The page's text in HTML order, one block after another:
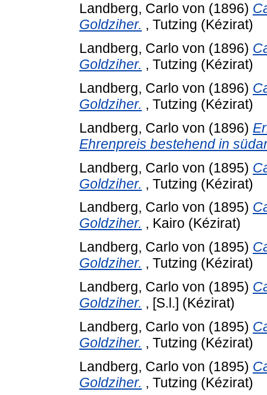
Landberg, Carlo von (1896)
Goldziher. , Tutzing (Kézirat)
Landberg, Carlo von (1896)
Goldziher. , Tutzing (Kézirat)
Landberg, Carlo von (1896)
Goldziher. , Tutzing (Kézirat)
Landberg, Carlo von (1896)
Ehrenpreis bestehend in
Landberg, Carlo von (1895)
Goldziher. , Tutzing (Kézirat)
Landberg, Carlo von (1895)
Goldziher. , Kairo (Kézirat)
Landberg, Carlo von (1895)
Goldziher. , Tutzing (Kézirat)
Landberg, Carlo von (1895)
Goldziher. , [S.l.] (Kézirat)
Landberg, Carlo von (1895)
Goldziher. , Tutzing (Kézirat)
Landberg, Carlo von (1895)
Goldziher. , Tutzing (Kézirat)